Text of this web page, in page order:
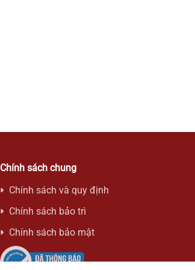
Chính sách chung
Chính sách và quy định
Chính sách bảo trì
Chính sách bảo mật